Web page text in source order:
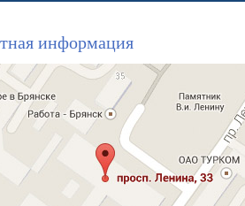
информация